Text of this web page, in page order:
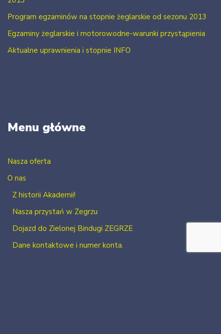
Program egzaminów na stopnie żeglarskie od sezonu 2013
Egzaminy żeglarskie i motorowodne-warunki przystąpienia
Aktualne uprawnienia i stopnie INFO
Menu główne
Nasza oferta
O nas
Z historii Akademii!
Nasza przystań w Zegrzu
Dojazd do Zielonej Bindugi ZEGRZE
Dane kontaktowe i numer konta.